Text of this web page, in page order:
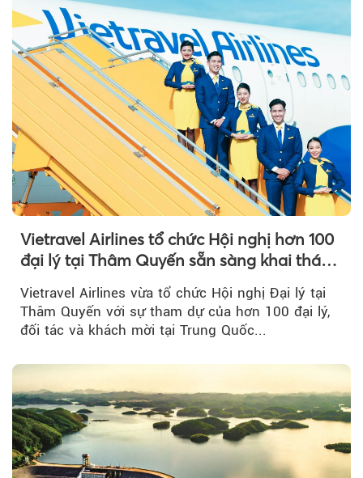
Vietravel Airlines tổ chức Hội nghị hơn 100
đại lý tại Thâm Quyến sẵn sàng khai thác
đường bay thẳng TP.HCM - Thâm Quyến
Vietravel Airlines vừa tổ chức Hội nghị Đại lý tại
Thâm Quyến với sự tham dự của hơn 100 đại lý,
đối tác và khách mời tại Trung Quốc...